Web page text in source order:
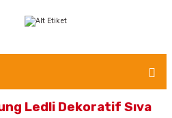
Ledli Dekoratif Sıva